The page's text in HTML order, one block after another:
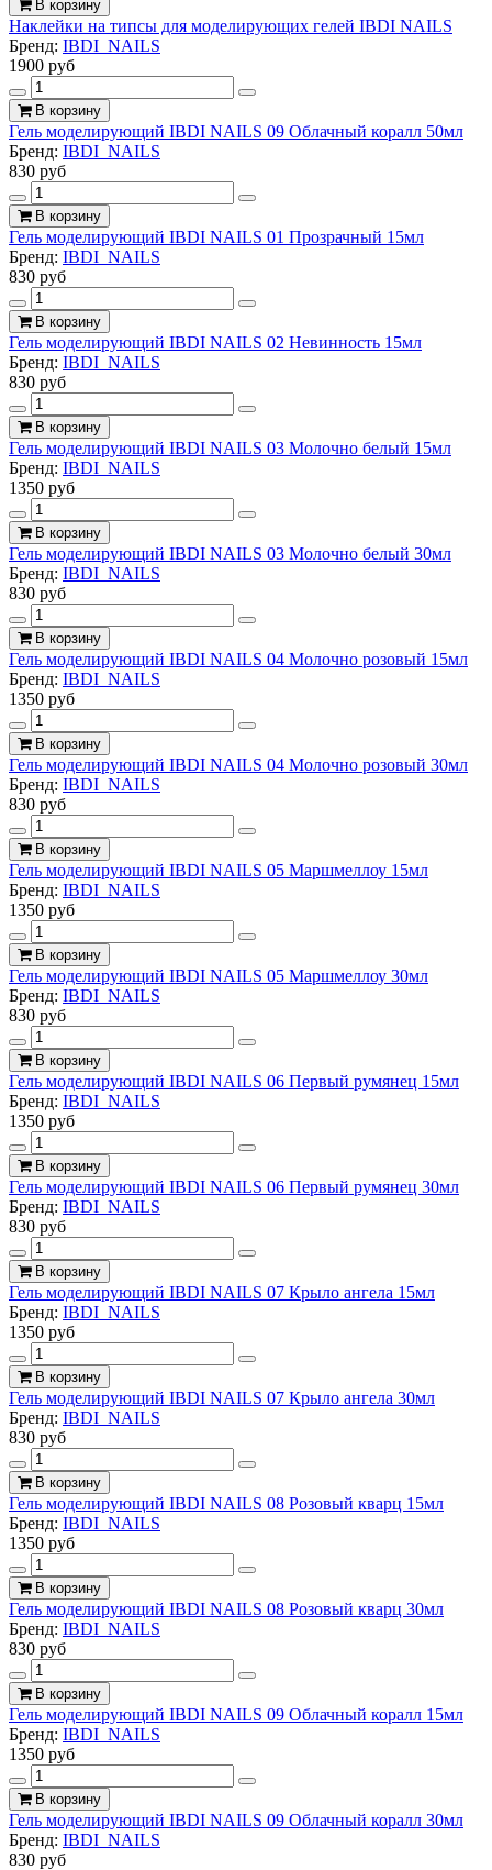
В корзину
Наклейки на типсы для моделирующих гелей IBDI NAILS
Бренд: IBDI_NAILS
1900 руб
В корзину
Гель моделирующий IBDI NAILS 09 Облачный коралл 50мл
Бренд: IBDI_NAILS
830 руб
В корзину
Гель моделирующий IBDI NAILS 01 Прозрачный 15мл
Бренд: IBDI_NAILS
830 руб
В корзину
Гель моделирующий IBDI NAILS 02 Невинность 15мл
Бренд: IBDI_NAILS
830 руб
В корзину
Гель моделирующий IBDI NAILS 03 Молочно белый 15мл
Бренд: IBDI_NAILS
1350 руб
В корзину
Гель моделирующий IBDI NAILS 03 Молочно белый 30мл
Бренд: IBDI_NAILS
830 руб
В корзину
Гель моделирующий IBDI NAILS 04 Молочно розовый 15мл
Бренд: IBDI_NAILS
1350 руб
В корзину
Гель моделирующий IBDI NAILS 04 Молочно розовый 30мл
Бренд: IBDI_NAILS
830 руб
В корзину
Гель моделирующий IBDI NAILS 05 Маршмеллоу 15мл
Бренд: IBDI_NAILS
1350 руб
В корзину
Гель моделирующий IBDI NAILS 05 Маршмеллоу 30мл
Бренд: IBDI_NAILS
830 руб
В корзину
Гель моделирующий IBDI NAILS 06 Первый румянец 15мл
Бренд: IBDI_NAILS
1350 руб
В корзину
Гель моделирующий IBDI NAILS 06 Первый румянец 30мл
Бренд: IBDI_NAILS
830 руб
В корзину
Гель моделирующий IBDI NAILS 07 Крыло ангела 15мл
Бренд: IBDI_NAILS
1350 руб
В корзину
Гель моделирующий IBDI NAILS 07 Крыло ангела 30мл
Бренд: IBDI_NAILS
830 руб
В корзину
Гель моделирующий IBDI NAILS 08 Розовый кварц 15мл
Бренд: IBDI_NAILS
1350 руб
В корзину
Гель моделирующий IBDI NAILS 08 Розовый кварц 30мл
Бренд: IBDI_NAILS
830 руб
В корзину
Гель моделирующий IBDI NAILS 09 Облачный коралл 15мл
Бренд: IBDI_NAILS
1350 руб
В корзину
Гель моделирующий IBDI NAILS 09 Облачный коралл 30мл
Бренд: IBDI_NAILS
830 руб